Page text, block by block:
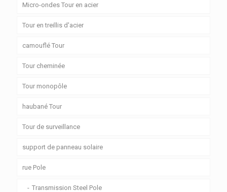
Micro-ondes Tour en acier
Tour en treillis d'acier
camouflé Tour
Tour cheminée
Tour monopôle
haubané Tour
Tour de surveillance
support de panneau solaire
rue Pole
Transmission Steel Pole